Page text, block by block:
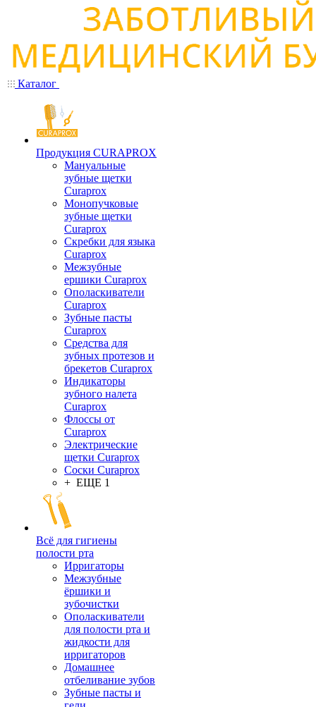
Каталог
Продукция CURAPROX
Мануальные
зубные щетки
Curaprox
Монопучковые
зубные щетки
Curaprox
Скребки для языка
Curaprox
Межзубные
ершики Curaprox
Ополаскиватели
Curaprox
Зубные пасты
Curaprox
Средства для
зубных протезов и
брекетов Curaprox
Индикаторы
зубного налета
Curaprox
Флоссы от
Curaprox
Электрические
щетки Curaprox
Соски Curaprox
+ ЕЩЕ 1
Всё для гигиены
полости рта
Ирригаторы
Межзубные
ёршики и
зубочистки
Ополаскиватели
для полости рта и
жидкости для
ирригаторов
Домашнее
отбеливание зубов
Зубные пасты и